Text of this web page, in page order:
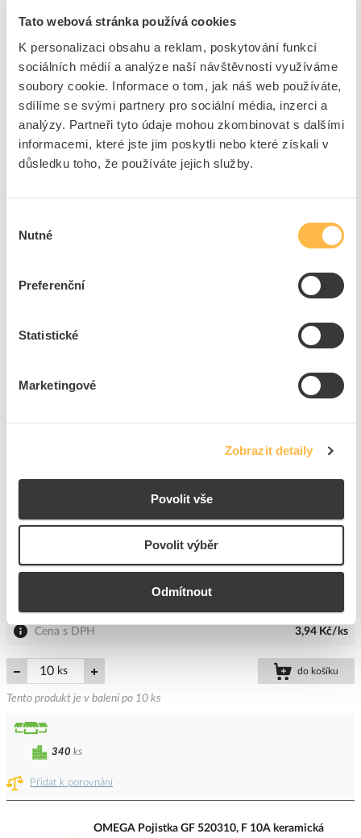
Tato webová stránka používá cookies
K personalizaci obsahu a reklam, poskytování funkcí
sociálních médií a analýze naší návštěvnosti využíváme
soubory cookie. Informace o tom, jak náš web používáte,
sdílíme se svými partnery pro sociální média, inzerci a
analýzy. Partneři tyto údaje mohou zkombinovat s dalšími
informacemi, které jste jim poskytli nebo které získali v
důsledku toho, že používáte jejich služby.
souhlasu
Nutné
Preferenční
Statistické
Marketingové
Zobrazit detaily
Povolit vše
Povolit výběr
Odmítnout
Cena s DPH
ks do košíku
Tento produkt je v balení po 10 ks
Přidat k porovnání
370 ks
3,97 Kč/ks
Tento produkt je v balení po 10 ks
Přidat k porovnání
OMEGA Pojistka CF 520216, F 1,6A skleněná
EAN
8591952028058
CF 520216
Cena s DPH 3,94 Kč/ks
ks do košíku
Tento produkt je v balení po 10 ks
Přidat k porovnání
340 ks
OMEGA Pojistka GF 520310, F 10A keramická